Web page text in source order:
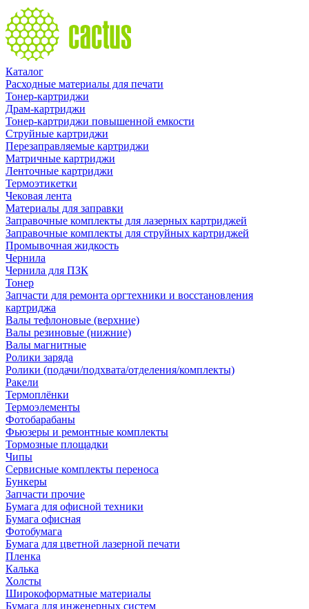
Каталог
Расходные материалы для печати
Тонер-картриджи
Драм-картриджи
Тонер-картриджи повышенной емкости
Струйные картриджи
Перезаправляемые картриджи
Матричные картриджи
Ленточные картриджи
Термоэтикетки
Чековая лента
Материалы для заправки
Заправочные комплекты для лазерных картриджей
Заправочные комплекты для струйных картриджей
Промывочная жидкость
Чернила
Чернила для ПЗК
Тонер
Запчасти для ремонта оргтехники и восстановления
картриджа
Валы тефлоновые (верхние)
Валы резиновые (нижние)
Валы магнитные
Ролики заряда
Ролики (подачи/подхвата/отделения/комплекты)
Ракели
Термоплёнки
Термоэлементы
Фотобарабаны
Фьюзеры и ремонтные комплекты
Тормозные площадки
Чипы
Сервисные комплекты переноса
Бункеры
Запчасти прочие
Бумага для офисной техники
Бумага офисная
Фотобумага
Бумага для цветной лазерной печати
Пленка
Калька
Холсты
Широкоформатные материалы
Бумага для инженерных систем